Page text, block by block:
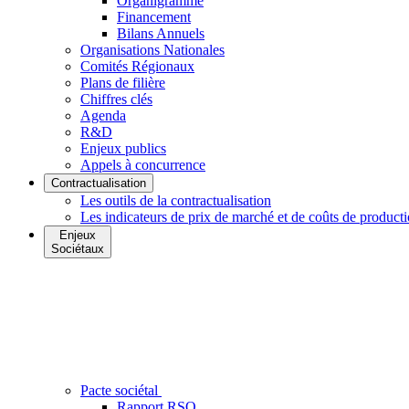
Financement
Bilans Annuels
Organisations Nationales
Comités Régionaux
Plans de filière
Chiffres clés
Agenda
R&D
Enjeux publics
Appels à concurrence
Contractualisation
Les outils de la contractualisation
Les indicateurs de prix de marché et de coûts de
Enjeux
Sociétaux
Pacte sociétal